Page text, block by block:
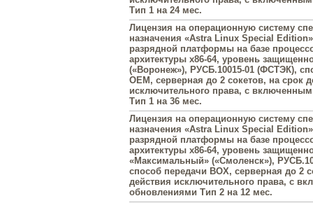
Тип 1 на 24 мес.
Лицензия на операционную систему
назначения «Astra Linux Special
разрядной платформы на базе
архитектуры х86-64, уровень
(«Воронеж»), РУСБ.10015-01 (ФСТЭК),
OEM, серверная до 2 сокетов, на срок
исключительного права, с
Тип 1 на 36 мес.
Лицензия на операционную систему
назначения «Astra Linux Special
разрядной платформы на базе
архитектуры х86-64, уровень
«Максимальный» («Смоленск»),
способ передачи BOX, серверная до 2
действия исключительного права, с
обновлениями Тип 2 на 12 мес.